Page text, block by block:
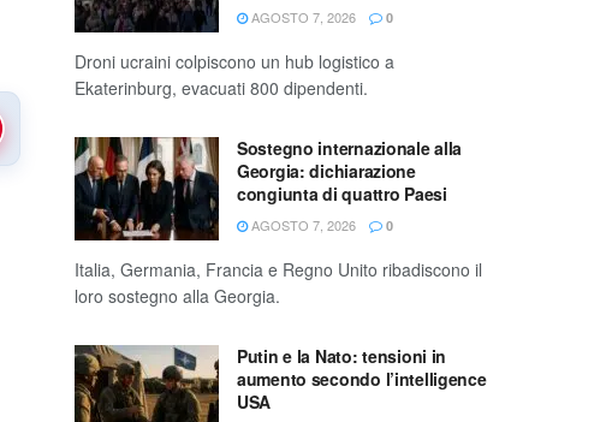
AGOSTO 7, 2026 0
Droni ucraini colpiscono un hub logistico a
Ekaterinburg, evacuati 800 dipendenti.
Sostegno internazionale alla
Georgia: dichiarazione
congiunta di quattro Paesi
AGOSTO 7, 2026 0
Italia, Germania, Francia e Regno Unito ribadiscono il
loro sostegno alla Georgia.
Putin e la Nato: tensioni in
aumento secondo l’intelligence
USA